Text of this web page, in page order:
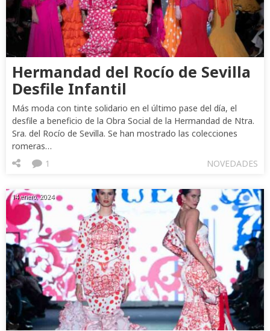
Hermandad del Rocío de Sevilla
Desfile Infantil
Más moda con tinte solidario en el último pase del día, el
desfile a beneficio de la Obra Social de la Hermandad de Ntra.
Sra. del Rocío de Sevilla. Se han mostrado las colecciones
romeras…
NOVEDADES
1
14 enero, 2024